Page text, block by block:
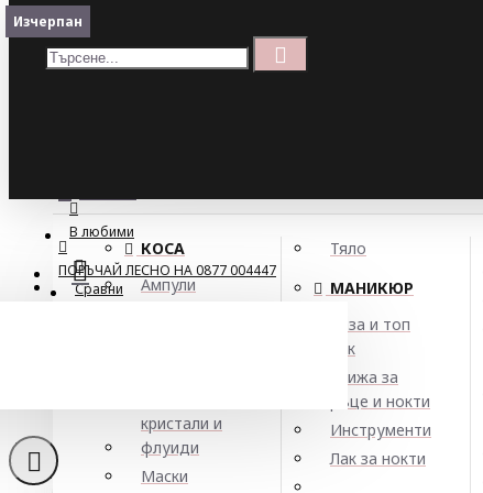
Меню
Кошница
В любими
Сравни
КОСА
Ампули
кристали и
флуиди
Маски
Тяло
МАНИКЮР
База и топ
лак
Грижа за
ръце и нокти
Инструменти
Лак за нокти
ПОРЪЧАЙ ЛЕСНО НА 0877 004447
Изчерпан
Изчерпан